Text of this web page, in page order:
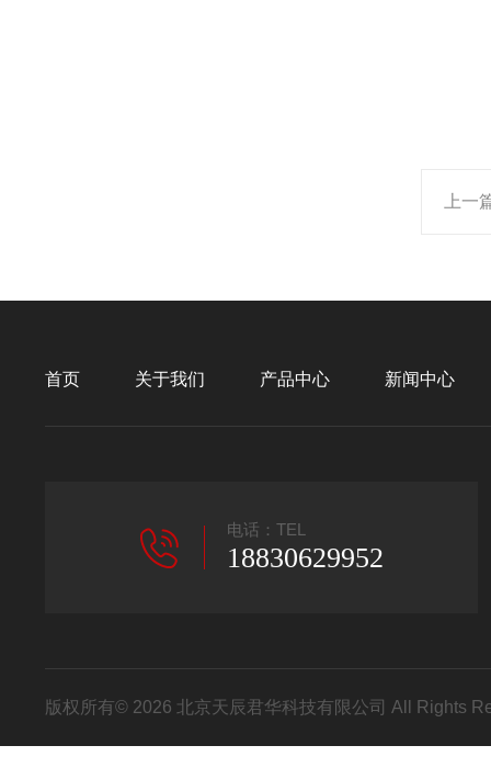
上一
首页 关于我们 产品中心 新闻中心
电话：TEL
18830629952
版权所有© 2026 北京天辰君华科技有限公司 All Rights